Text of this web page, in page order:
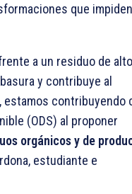
que impiden
a un residuo de alto
y contribuye al
estamos contribuyendo
(ODS) al proponer
orgánicos y de
estudiante e